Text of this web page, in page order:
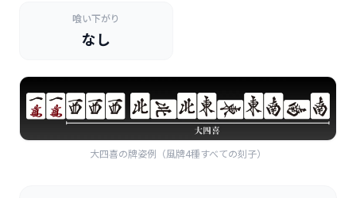
喰い下がり
なし
大四喜の牌姿例（風牌4種すべての刻子）